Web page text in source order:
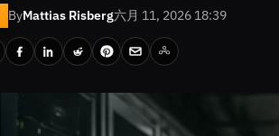
ByMattias Risberg六月 11, 2026 18:39